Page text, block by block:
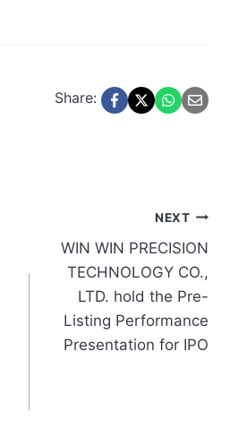
Share:
NEXT
WIN WIN PRECISION
TECHNOLOGY CO.,
LTD. hold the Pre-
Listing Performance
Presentation for IPO